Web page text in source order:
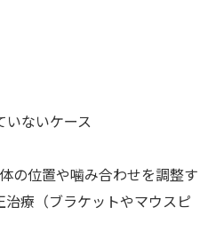
いないケース
の位置や噛み合わせを調整す
療（ブラケットやマウスピ